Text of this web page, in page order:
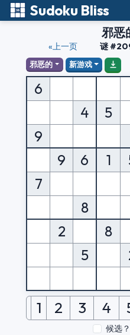
Sudoku Bliss
邪恶
«上一页 谜
邪恶的 新游戏
6
4
5
9
9
6 1
7
8
2
8
5
1 2 3 4
候选？